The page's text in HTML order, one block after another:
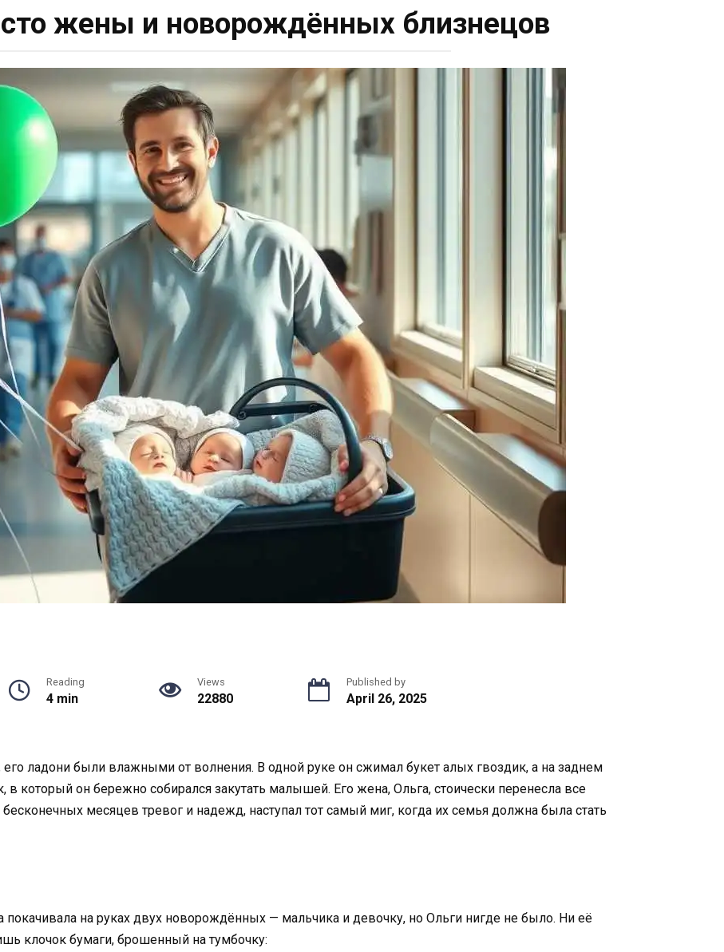
жены и новорождённых близнецов
Reading
4 min
Views
22880
Published by
April 26, 2025
ладони были влажными от волнения. В одной руке он сжимал букет алых гвоздик, а на заднем
который он бережно собирался закутать малышей. Его жена, Ольга, стоически перенесла все
месяцев тревог и надежд, наступал тот самый миг, когда их семья должна была стать
покачивала на руках двух новорождённых — мальчика и девочку, но Ольги нигде не было. Ни её
клочок бумаги, брошенный на тумбочку: